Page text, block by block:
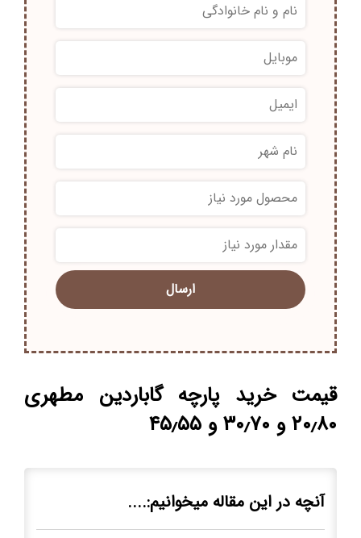
*
*
قیمت خرید پارچه گاباردین مطهری
۲۰٫۸۰ و ۳۰٫۷۰ و ۴۵٫۵۵
آنچه در این مقاله میخوانیم:....